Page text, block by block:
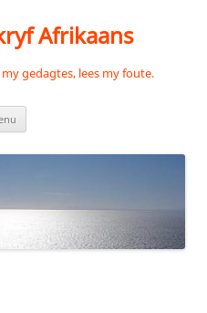
Afrikaans
gedagtes, lees my foute.